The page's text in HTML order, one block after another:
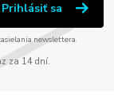
Prihlásiť sa
newslettera.
za 14 dní.